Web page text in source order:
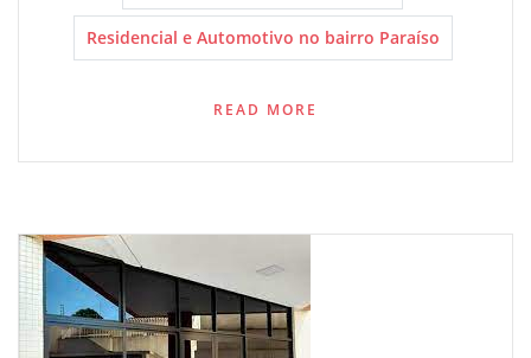
Residencial e Automotivo no bairro Paraíso
READ MORE